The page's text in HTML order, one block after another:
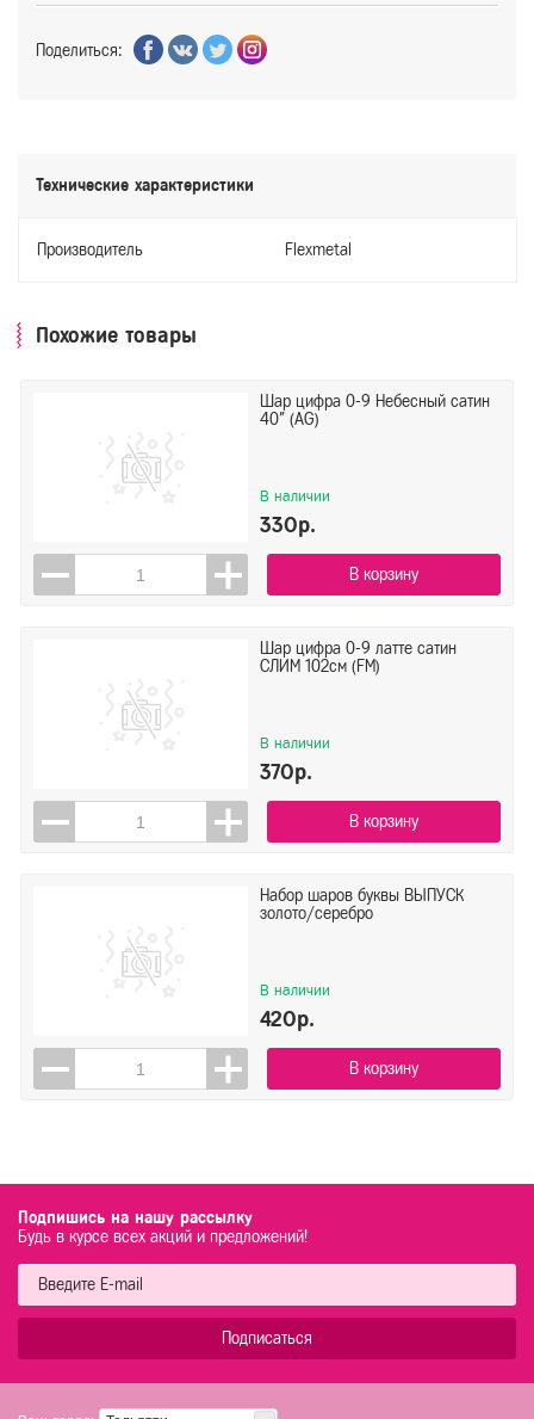
Поделиться:
Технические характеристики
Производитель Flexmetal
Похожие товары
Шар цифра 0-9 Небесный сатин
40" (AG)
В наличии
330р.
В корзину
Шар цифра 0-9 латте сатин
СЛИМ 102см (FM)
В наличии
370р.
В корзину
Набор шаров буквы ВЫПУСК
золото/серебро
В наличии
420р.
В корзину
Подпишись на нашу рассылку
Будь в курсе всех акций и предложений!
Подписаться